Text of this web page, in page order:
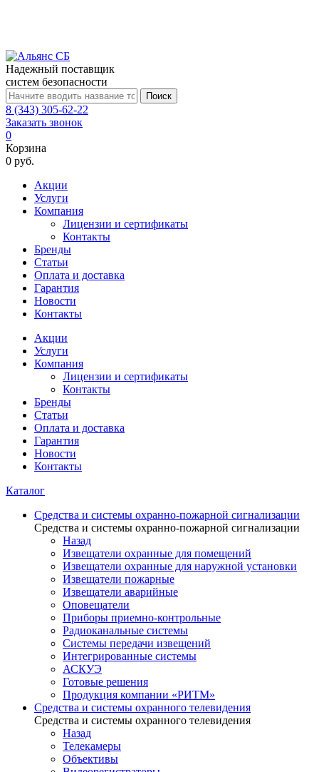
Надежный поставщик
систем безопасности
Поиск
8 (343) 305-62-22
Заказать звонок
0
Корзина
0 руб.
Акции
Услуги
Компания
Лицензии и сертификаты
Контакты
Бренды
Статьи
Оплата и доставка
Гарантия
Новости
Контакты
Акции
Услуги
Компания
Лицензии и сертификаты
Контакты
Бренды
Статьи
Оплата и доставка
Гарантия
Новости
Контакты
Каталог
Средства и системы охранно-пожарной сигнализации
Средства и системы охранно-пожарной сигнализации
Назад
Извещатели охранные для помещений
Извещатели охранные для наружной установки
Извещатели пожарные
Извещатели аварийные
Оповещатели
Приборы приемно-контрольные
Радиоканальные системы
Системы передачи извещений
Интегрированные системы
АСКУЭ
Готовые решения
Продукция компании «РИТМ»
Средства и системы охранного телевидения
Средства и системы охранного телевидения
Назад
Телекамеры
Объективы